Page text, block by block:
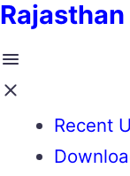
Recent